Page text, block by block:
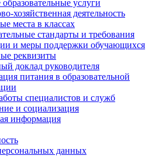
услуги
хозяйственная деятельность
места в классах
стандарты и требования
и меры поддержки обучающихся
реквизиты
доклад руководителя
питания в образовательной
специалистов и служб
и социализация
информация
данных